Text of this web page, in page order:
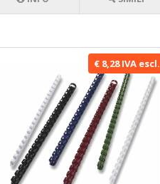
€ 8,28 IVA escl.